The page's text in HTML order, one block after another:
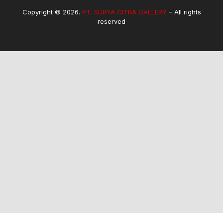
Copyright © 2026. PT. SURYA CITRA GALLERY– All rights
reserved